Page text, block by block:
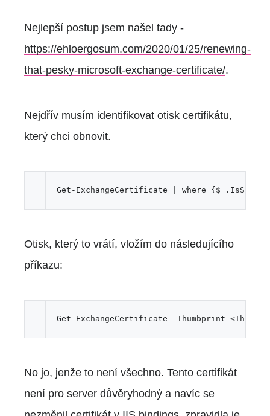
Nejlepší postup jsem našel tady -
https://ehloergosum.com/2020/01/25/renewing-
that-pesky-microsoft-exchange-certificate/.
Nejdřív musím identifikovat otisk certifikátu,
který chci obnovit.
Otisk, který to vrátí, vložím do následujícího
příkazu:
No jo, jenže to není všechno. Tento certifikát
není pro server důvěryhodný a navíc se